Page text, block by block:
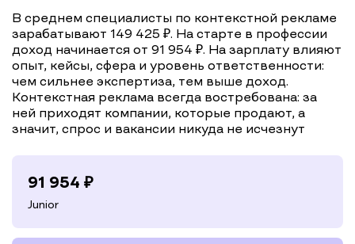
В среднем специалисты по контекстной рекламе
зарабатывают 149 425 ₽. На старте в профессии
доход начинается от 91 954 ₽. На зарплату влияют
опыт, кейсы, сфера и уровень ответственности:
чем сильнее экспертиза, тем выше доход.
Контекстная реклама всегда востребована: за
ней приходят компании, которые продают, а
значит, спрос и вакансии никуда не исчезнут
91 954 ₽
Junior